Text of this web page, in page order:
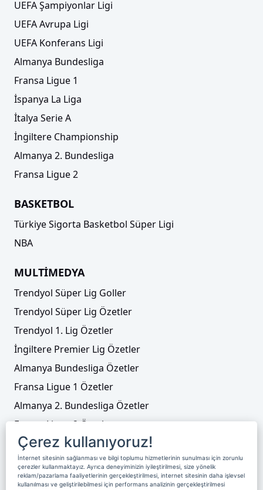
UEFA Şampiyonlar Ligi
UEFA Avrupa Ligi
UEFA Konferans Ligi
Almanya Bundesliga
Fransa Ligue 1
İspanya La Liga
İtalya Serie A
İngiltere Championship
Almanya 2. Bundesliga
Fransa Ligue 2
BASKETBOL
Türkiye Sigorta Basketbol Süper Ligi
NBA
MULTİMEDYA
Trendyol Süper Lig Goller
Trendyol Süper Lig Özetler
Trendyol 1. Lig Özetler
İngiltere Premier Lig Özetler
Almanya Bundesliga Özetler
Fransa Ligue 1 Özetler
Almanya 2. Bundesliga Özetler
Fransa Ligue 2 Özetler
Tenis
Video Liste
Foto Galeriler
Çerez kullanıyoruz!
İnternet sitesinin sağlanması ve bilgi toplumu hizmetlerinin sunulması için zorunlu
çerezler kullanmaktayız. Ayrıca deneyiminizin iyileştirilmesi, size yönelik
reklam/pazarlama faaliyetlerinin gerçekleştirilmesi, internet sitesinin daha işlevsel
kullanılması ve geliştirilebilmesi için performans analizinin gerçekleştirilmesi